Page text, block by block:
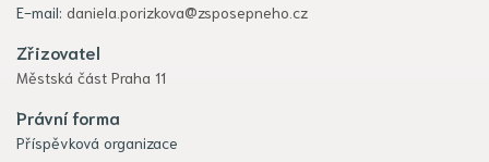
E-mail: daniela.porizkova@zsposepneho.cz
Zřizovatel
Městská část Praha 11
Právní forma
Příspěvková organizace